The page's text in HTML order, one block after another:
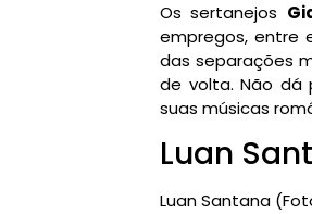
Os sertanejos
empregos, entre
das separações
de volta. Não dá
suas músicas
Luan
Luan Santana